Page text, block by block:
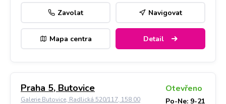
Zavolat Navigovat
Mapa centra Detail
Praha 5, Butovice
Galerie Butovice, Radlická 520/117, 158 00
Otevřeno
Po-Ne: 9-21